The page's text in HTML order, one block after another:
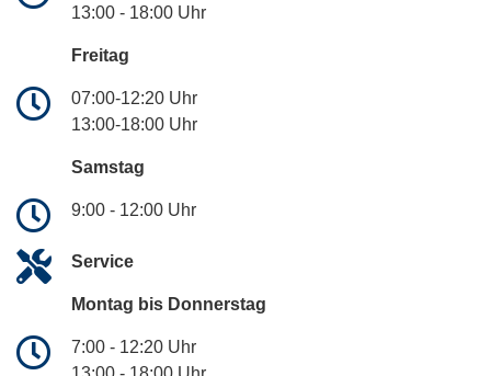
13:00 - 18:00 Uhr
Freitag
07:00-12:20 Uhr
13:00-18:00 Uhr
Samstag
9:00 - 12:00 Uhr
Service
Montag bis Donnerstag
7:00 - 12:20 Uhr